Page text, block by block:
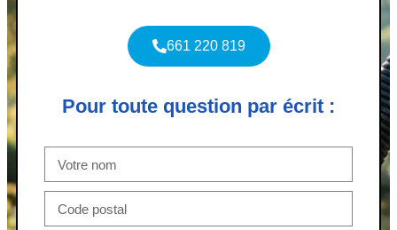
661 220 819
Pour toute question par écrit :